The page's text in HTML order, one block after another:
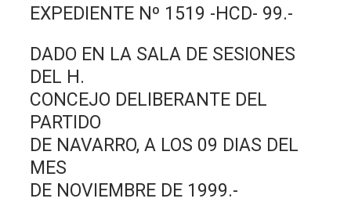
EXPEDIENTE Nº 1519 -HCD- 99.-
DADO EN LA SALA DE SESIONES
DEL H.
CONCEJO DELIBERANTE DEL
PARTIDO
DE NAVARRO, A LOS 09 DIAS DEL
MES
DE NOVIEMBRE DE 1999.-